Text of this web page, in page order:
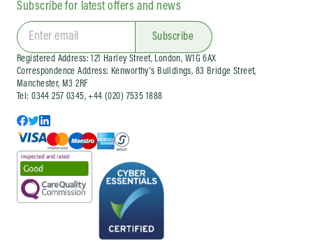
Subscribe for latest offers and news
Subscribe
Registered Address: 121 Harley Street, London, W1G 6AX
Correspondence Address: Kenworthy’s Buildings, 83 Bridge Street,
Manchester, M3 2RF
Tel: 0344 257 0345, +44 (020) 7535 1888